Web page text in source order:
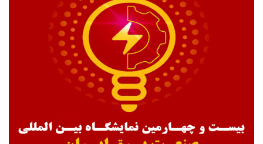
صنایع و راهکارها
اخبار و مقالات
نمایندگی ها